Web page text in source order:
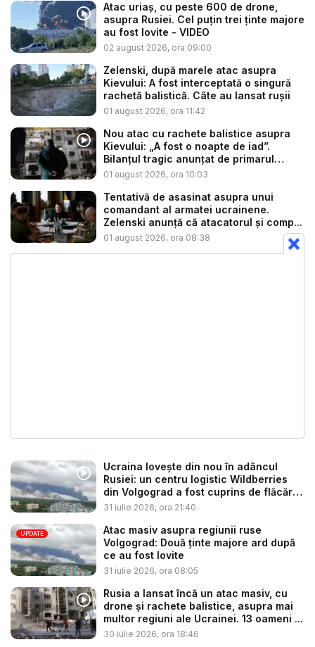
Atac uriaș, cu peste 600 de drone,
asupra Rusiei. Cel puțin trei ținte majore
au fost lovite - VIDEO
02 august 2026, ora 09:00
Zelenski, după marele atac asupra
Kievului: A fost interceptată o singură
rachetă balistică. Câte au lansat rușii
01 august 2026, ora 11:42
Nou atac cu rachete balistice asupra
Kievului: „A fost o noapte de iad”.
Bilanțul tragic anunțat de primarul
Klits...
01 august 2026, ora 10:03
Tentativă de asasinat asupra unui
comandant al armatei ucrainene.
Zelenski anunță că atacatorul și comp...
01 august 2026, ora 08:38
Ucraina lovește din nou în adâncul
Rusiei: un centru logistic Wildberries
din Volgograd a fost cuprins de flăcări
...
31 iulie 2026, ora 21:40
UPDATE
Atac masiv asupra regiunii ruse
Volgograd: Două ținte majore ard după
ce au fost lovite
31 iulie 2026, ora 08:05
Rusia a lansat încă un atac masiv, cu
drone și rachete balistice, asupra mai
multor regiuni ale Ucrainei. 13 oameni ...
30 iulie 2026, ora 18:46